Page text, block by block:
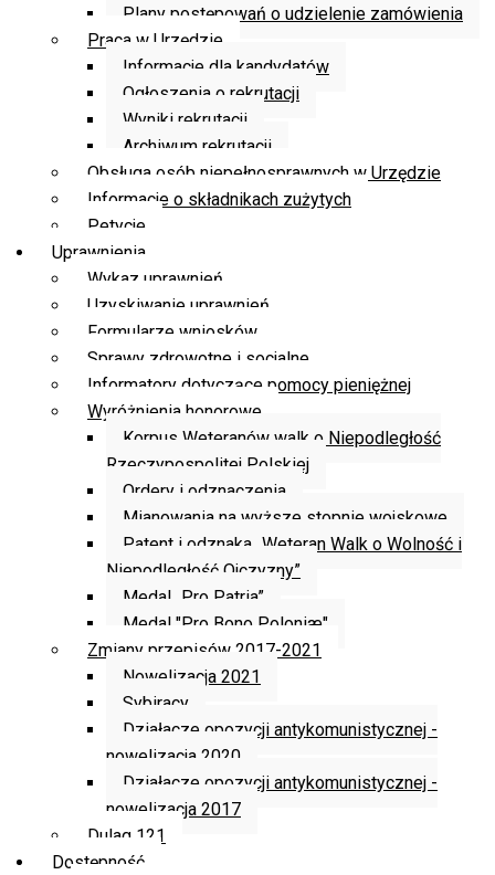
Plany postępowań o udzielenie zamówienia
Praca w Urzędzie
Informacje dla kandydatów
Ogłoszenia o rekrutacji
Wyniki rekrutacji
Archiwum rekrutacji
Obsługa osób niepełnosprawnych w Urzędzie
Informacje o składnikach zużytych
Petycje
Uprawnienia
Wykaz uprawnień
Uzyskiwanie uprawnień
Formularze wniosków
Sprawy zdrowotne i socjalne
Informatory dotyczące pomocy pieniężnej
Wyróżnienia honorowe
Korpus Weteranów walk o Niepodległość
Rzeczypospolitej Polskiej
Ordery i odznaczenia
Mianowania na wyższe stopnie wojskowe
Patent i odznaka „Weteran Walk o Wolność i
Niepodległość Ojczyzny”
Medal „Pro Patria”
Medal "Pro Bono Poloniæ"
Zmiany przepisów 2017-2021
Nowelizacja 2021
Sybiracy
Działacze opozycji antykomunistycznej -
nowelizacja 2020
Działacze opozycji antykomunistycznej -
nowelizacja 2017
Dulag 121
Dostępność